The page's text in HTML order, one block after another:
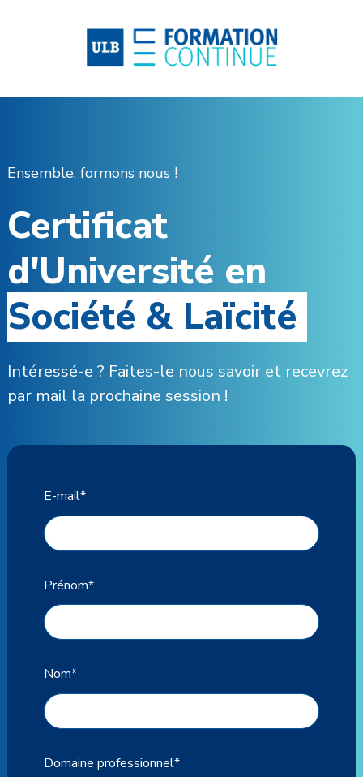
Ensemble, formons nous !
Certificat
d'Université en
Société & Laïcité
Intéressé-e ? Faites-le nous savoir et recevrez
par mail la prochaine session !
E-mail*
Prénom*
Nom*
Domaine professionnel*